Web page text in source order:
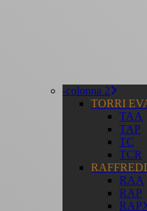
-colonna 2
TORRI
TAA
TAP
TC
TCR
RAA
RAP